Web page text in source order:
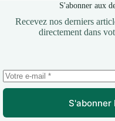
S'abonner aux
Recevez nos derniers
directement dans
S'abonner